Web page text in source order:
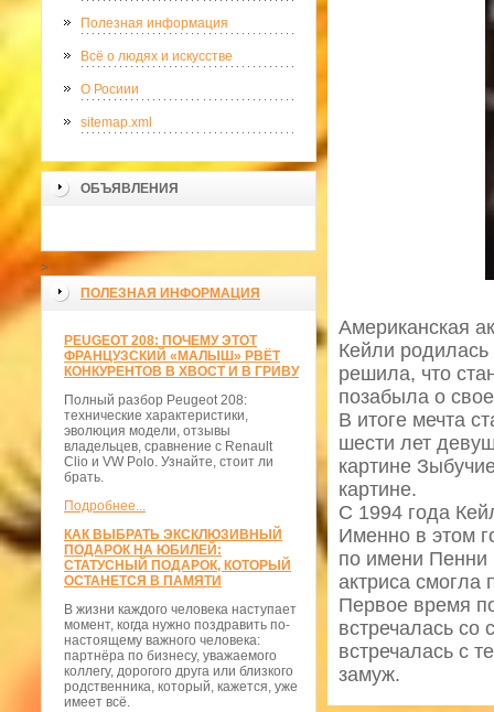
Полезная информация
Всё о людях и искусстве
О Росиии
sitemap.xml
ОБЪЯВЛЕНИЯ
>
ПОЛЕЗНАЯ ИНФОРМАЦИЯ
PEUGEOT 208: ПОЧЕМУ ЭТОТ
ФРАНЦУЗСКИЙ «МАЛЫШ» РВЁТ
КОНКУРЕНТОВ В ХВОСТ И В ГРИВУ
Полный разбор Peugeot 208:
технические характеристики,
эволюция модели, отзывы
владельцев, сравнение с Renault
Clio и VW Polo. Узнайте, стоит ли
брать.
Подробнее...
КАК ВЫБРАТЬ ЭКСКЛЮЗИВНЫЙ
ПОДАРОК НА ЮБИЛЕЙ:
СТАТУСНЫЙ ПОДАРОК, КОТОРЫЙ
ОСТАНЕТСЯ В ПАМЯТИ
В жизни каждого человека наступает
момент, когда нужно поздравить по-
настоящему важного человека:
партнёра по бизнесу, уважаемого
коллегу, дорогого друга или близкого
родственника, который, кажется, уже
имеет всё.
Американская
Кейли
решила, что
позабыла о
В итоге мечта
шести лет
картине
картине.
С 1994 года
Именно в этом
по имени Пенни
актриса смогла
Первое время
встречалась
встречалась с
замуж.